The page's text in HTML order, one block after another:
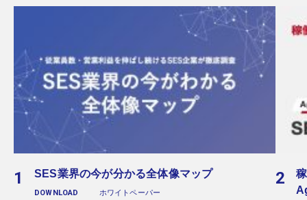
SES業界の今が分かる全体像マップ
DOWNLOAD ホワイトペーパー